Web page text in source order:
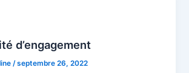
d’engagement
/septembre 26, 2022